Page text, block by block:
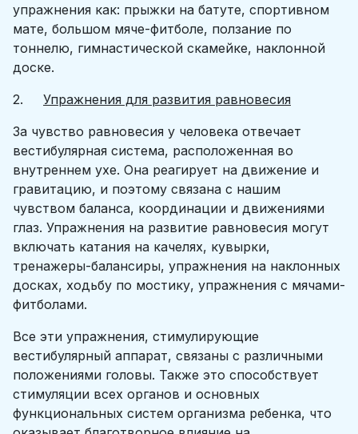
упражнения как: прыжки на батуте, спортивном
мате, большом мяче-фитболе, ползание по
тоннелю, гимнастической скамейке, наклонной
доске.
2. Упражнения для развития равновесия
За чувство равновесия у человека отвечает
вестибулярная система, расположенная во
внутреннем ухе. Она реагирует на движение и
гравитацию, и поэтому связана с нашим
чувством баланса, координации и движениями
глаз. Упражнения на развитие равновесия могут
включать катания на качелях, кувырки,
тренажеры-балансиры, упражнения на наклонных
досках, ходьбу по мостику, упражнения с мячами-
фитболами.
Все эти упражнения, стимулирующие
вестибулярный аппарат, связаны с различными
положениями головы. Также это способствует
стимуляции всех органов и основных
функциональных систем организма ребенка, что